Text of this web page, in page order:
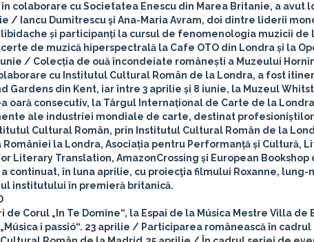
colaborare cu Societatea Enescu din Marea Britanie, a avut
/ Iancu Dumitrescu şi Ana-Maria Avram, doi dintre liderii
și participanți la cursul de fenomenologia muzicii de
de muzică hiperspectrală la Cafe OTO din Londra și la
/ Colecția de ouă încondeiate românești a Muzeului
cu Institutul Cultural Român de la Londra, a fost
Gardens din Kent, iar între 3 aprilie și 8 iunie, la Muzeul
oară consecutiv, la Târgul Internațional de Carte de la
ale industriei mondiale de carte, destinat
Cultural Român, prin Institutul Cultural Român de la
la Londra, Asociația pentru Performanță și Cultură,
Literary Translation, AmazonCrossing și European Bookshop
continuat, în luna aprilie, cu proiecţia filmului Roxanne,
institutului în premieră britanică.
Corul „In Te Domine“, la Espai de la Música Mestre Villa de
i passió“. 23 aprilie / Participarea românească în